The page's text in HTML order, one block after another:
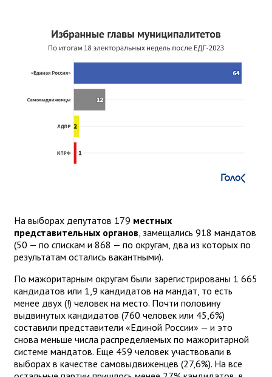
На выборах депутатов 179 местных
представительных органов, замещались 918 мандатов
(50 — по спискам и 868 — по округам, два из которых по
результатам остались вакантными).
По мажоритарным округам были зарегистрированы 1 665
кандидатов или 1,9 кандидатов на мандат, то есть
менее двух (!) человек на место. Почти половину
выдвинутых кандидатов (760 человек или 45,6%)
составили представители «Единой России» — и это
снова меньше числа распределяемых по мажоритарной
системе мандатов. Еще 459 человек участвовали в
выборах в качестве самовыдвиженцев (27,6%). На все